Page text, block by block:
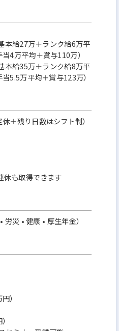
本給27万＋ランク給6万平
4万平均＋賞与110万）
本給35万＋ランク給8万平
5.5万平均＋賞与123万）
＋残り日数はシフト制）
も取得できます
災 • 健康 • 厚生年金）
）